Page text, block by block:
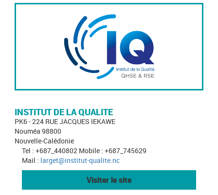
INSTITUT DE LA QUALITE
PK6 - 224 RUE JACQUES IEKAWE
Nouméa 98800
Nouvelle-Calédonie
Tel : +687_440802 Mobile : +687_745629
Mail : larget@institut-qualite.nc
Visiter le site